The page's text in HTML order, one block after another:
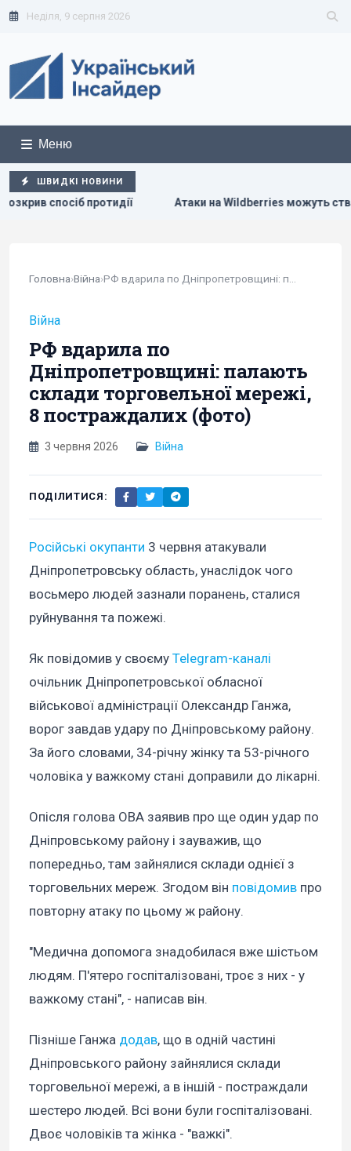
Неділя, 9 серпня 2026
Меню
ШВИДКІ НОВИНИ
створити нові проблеми для економіки РФ: у WSJ розкрили
Головна›Війна›
Війна
РФ вдарила по
Дніпропетровщині: палають
склади торговельної мережі,
8 постраждалих (фото)
3 червня 2026 Війна
ПОДІЛИТИСЯ:
Російські окупанти 3 червня атакували
Дніпропетровську область, унаслідок чого
восьмеро людей зазнали поранень, сталися
руйнування та пожежі.
Як повідомив у своєму Telegram-каналі
очільник Дніпропетровської обласної
військової адміністрації Олександр Ганжа,
ворог завдав удару по Дніпровському району.
За його словами, 34-річну жінку та 53-річного
чоловіка у важкому стані доправили до лікарні.
Опісля голова ОВА заявив про ще один удар по
Дніпровському району і зауважив, що
попередньо, там зайнялися склади однієї з
торговельних мереж. Згодом він повідомив про
повторну атаку по цьому ж району.
"Медична допомога знадобилася вже шістьом
людям. П'ятеро госпіталізовані, троє з них - у
важкому стані", - написав він.
Пізніше Ганжа додав, що в одній частині
Дніпровського району зайнялися склади
торговельної мережі, а в іншій - постраждали
шестеро людей. Всі вони були госпіталізовані.
Двоє чоловіків та жінка - "важкі".